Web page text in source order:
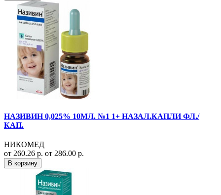
НАЗИВИН 0,025% 10МЛ. №1 1+ НАЗАЛ.КАПЛИ ФЛ./
КАП.
НИКОМЕД
от 260.26 р. от 286.00 р.
В корзину